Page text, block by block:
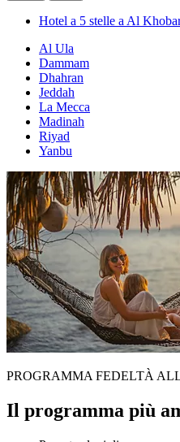
Hotel a 5 stelle a Al
Al Ula
Dammam
Dhahran
Jeddah
La Mecca
Madinah
Riyad
Yanbu
PROGRAMMA FEDELTÀ
Il programma più